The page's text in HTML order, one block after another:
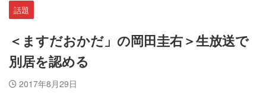
話題
＜ますだおかだ」の岡田圭右＞生放送で
別居を認める
2017年8月29日